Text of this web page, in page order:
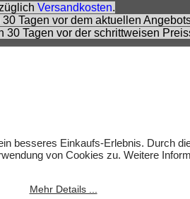
Versandkosten.
Tagen vor dem aktuellen
Tagen vor der schrittweisen
besseres Einkaufs-Erlebnis. Durch
von Cookies zu. Weitere
Mehr Details ...